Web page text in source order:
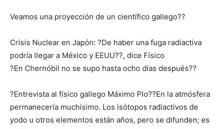
Veamos una proyección de un científico gallego??
Crisis Nuclear en Japón: ?De haber una fuga radiactiva
podría llegar a México y EEUU??, dice Físico
?En Chernóbil no se supo hasta ocho días después??
?Entrevista al físico gallego Máximo Plo??En la atmósfera
permanecería muchísimo. Los isótopos radiactivos de
yodo u otros elementos están años, pero se difunden; es